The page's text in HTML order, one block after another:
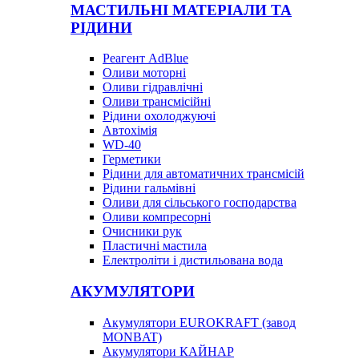
МАСТИЛЬНІ МАТЕРІАЛИ ТА
РІДИНИ
Реагент AdBlue
Оливи моторні
Оливи гідравлічні
Оливи трансмісійні
Рідини охолоджуючі
Автохімія
WD-40
Герметики
Рідини для автоматичних трансмісій
Рідини гальмівні
Оливи для сільського господарства
Оливи компресорні
Очисники рук
Пластичні мастила
Електроліти і дистильована вода
АКУМУЛЯТОРИ
Акумулятори EUROKRAFT (завод
MONBAT)
Акумулятори КАЙНАР